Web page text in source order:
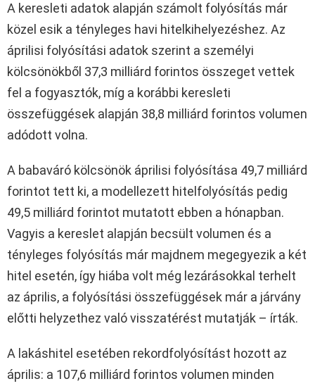
A keresleti adatok alapján számolt folyósítás már
közel esik a tényleges havi hitelkihelyezéshez. Az
áprilisi folyósítási adatok szerint a személyi
kölcsönökből 37,3 milliárd forintos összeget vettek
fel a fogyasztók, míg a korábbi keresleti
összefüggések alapján 38,8 milliárd forintos volumen
adódott volna.
A babaváró kölcsönök áprilisi folyósítása 49,7 milliárd
forintot tett ki, a modellezett hitelfolyósítás pedig
49,5 milliárd forintot mutatott ebben a hónapban.
Vagyis a kereslet alapján becsült volumen és a
tényleges folyósítás már majdnem megegyezik a két
hitel esetén, így hiába volt még lezárásokkal terhelt
az április, a folyósítási összefüggések már a járvány
előtti helyzethez való visszatérést mutatják – írták.
A lakáshitel esetében rekordfolyósítást hozott az
április: a 107,6 milliárd forintos volumen minden